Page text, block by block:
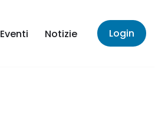
Eventi Notizie Login